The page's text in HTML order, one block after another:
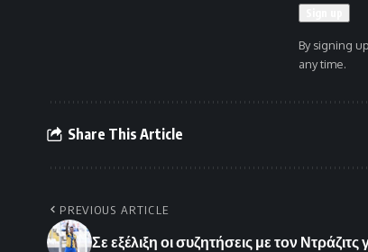
By signing
any time.
Share This Article
PREVIOUS ARTICLE
Σε εξέλιξη οι συζητήσεις με τον